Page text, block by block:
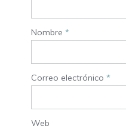
Nombre *
Correo electrónico *
Web